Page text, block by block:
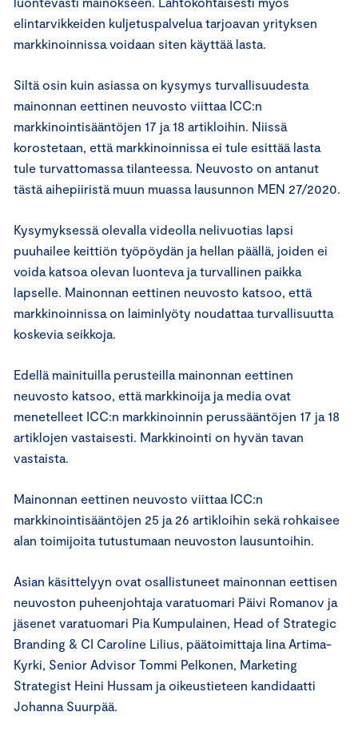
elintarvikkeiden kuljetuspalvelua tarjoavan yrityksen
markkinoinnissa voidaan siten käyttää lasta.
Siltä osin kuin asiassa on kysymys turvallisuudesta
mainonnan eettinen neuvosto viittaa ICC:n
markkinointisääntöjen 17 ja 18 artikloihin. Niissä
korostetaan, että markkinoinnissa ei tule esittää lasta
tule turvattomassa tilanteessa. Neuvosto on antanut
tästä aihepiiristä muun muassa lausunnon MEN 27/2020.
Kysymyksessä olevalla videolla nelivuotias lapsi
puuhailee keittiön työpöydän ja hellan päällä, joiden ei
voida katsoa olevan luonteva ja turvallinen paikka
lapselle. Mainonnan eettinen neuvosto katsoo, että
markkinoinnissa on laiminlyöty noudattaa turvallisuutta
koskevia seikkoja.
Edellä mainituilla perusteilla mainonnan eettinen
neuvosto katsoo, että markkinoija ja media ovat
menetelleet ICC:n markkinoinnin perussääntöjen 17 ja 18
artiklojen vastaisesti. Markkinointi on hyvän tavan
vastaista.
Mainonnan eettinen neuvosto viittaa ICC:n
markkinointisääntöjen 25 ja 26 artikloihin sekä rohkaisee
alan toimijoita tutustumaan neuvoston lausuntoihin.
Asian käsittelyyn ovat osallistuneet mainonnan eettisen
neuvoston puheenjohtaja varatuomari Päivi Romanov ja
jäsenet varatuomari Pia Kumpulainen, Head of Strategic
Branding & CI Caroline Lilius, päätoimittaja Iina Artima-
Kyrki, Senior Advisor Tommi Pelkonen, Marketing
Strategist Heini Hussam ja oikeustieteen kandidaatti
Johanna Suurpää.